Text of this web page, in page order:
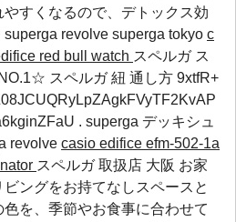
すくなるので、デトックス効
superga revolve superga tokyo c
red bull watch スペルガ ス
スペルガ 紐 通し方 9xtfR+
. superga デッキシュ
revolve casio edifice efm-502-1a
スペルガ 取扱店 大阪 お家
ングをお持てなしスペースと
を、季節やお食事に合わせて